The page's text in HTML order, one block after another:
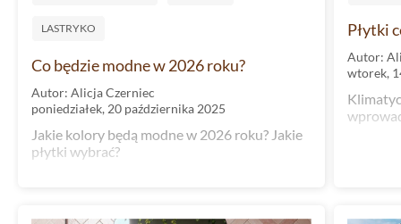
LASTRYKO
Co będzie modne w 2026 roku?
Autor: Alicja Czerniec
poniedziałek, 20 października 2025
Jakie kolory będą modne w 2026 roku? Jakie
płytki wybrać?
Płytki
Autor:
wtorek,